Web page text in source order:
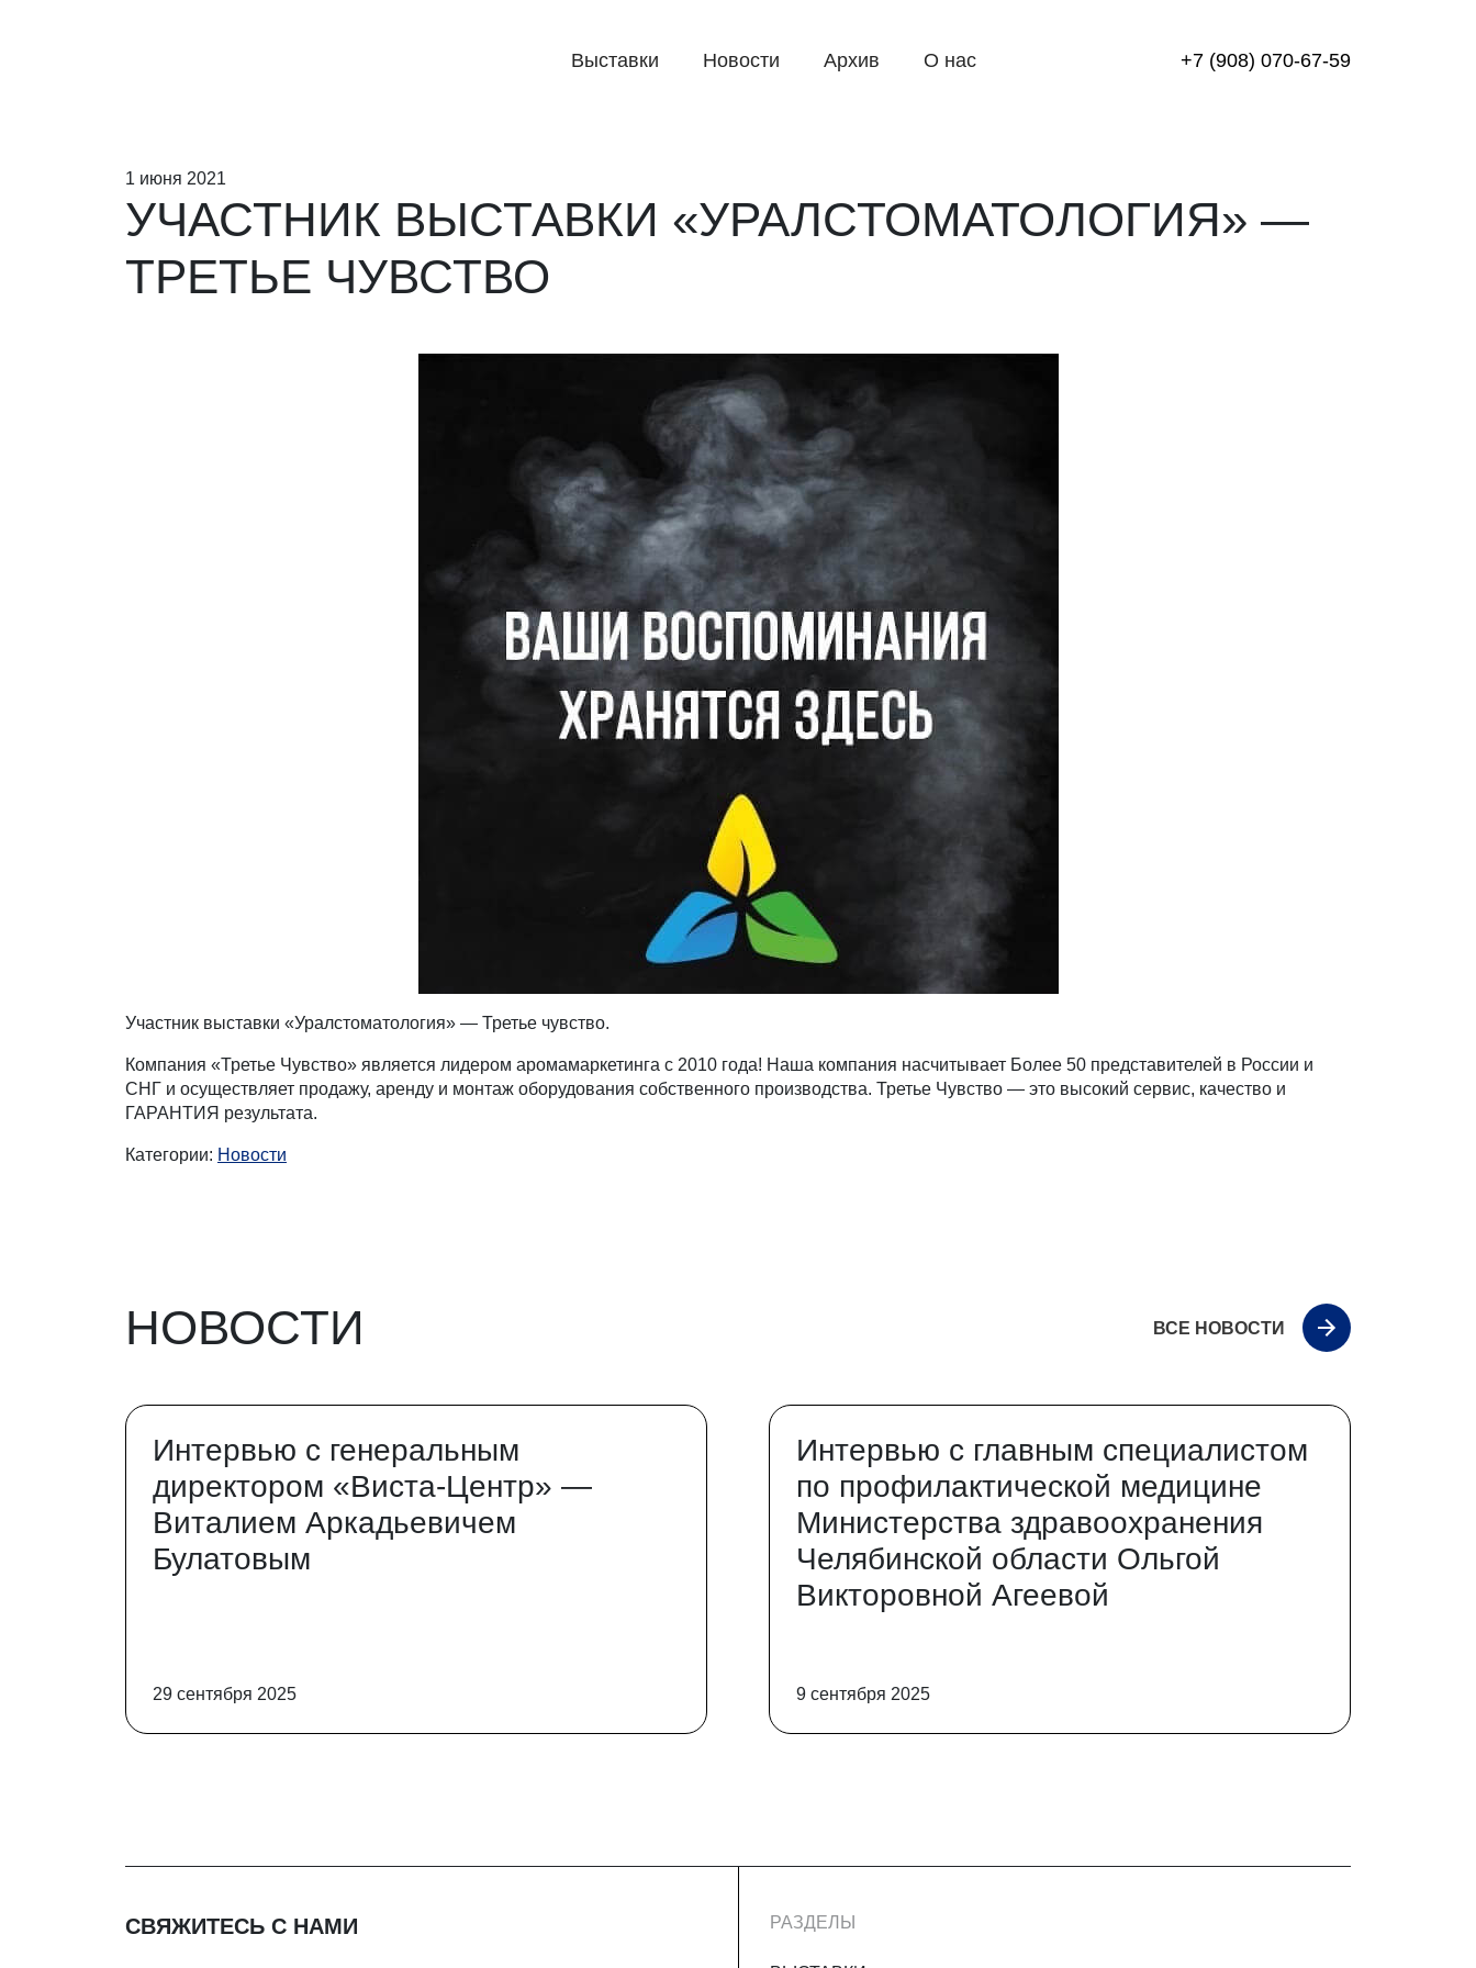
Выставки Новости Архив О нас +7 (908) 070-67-59
1 июня 2021
УЧАСТНИК ВЫСТАВКИ «УРАЛСТОМАТОЛОГИЯ» —
ТРЕТЬЕ ЧУВСТВО
Участник выставки «Уралстоматология» — Третье чувство.
Компания «Третье Чувство» является лидером аромамаркетинга с 2010 года! Наша компания насчитывает Более 50 представителей в России и
СНГ и осуществляет продажу, аренду и монтаж оборудования собственного производства. Третье Чувство — это высокий сервис, качество и
ГАРАНТИЯ результата.
Категории: Новости
НОВОСТИ ВСЕ НОВОСТИ
Интервью с генеральным
директором «Виста-Центр» —
Виталием Аркадьевичем
Булатовым
29 сентября 2025
Интервью с главным специалистом
по профилактической медицине
Министерства здравоохранения
Челябинской области Ольгой
Викторовной Агеевой
9 сентября 2025
СВЯЖИТЕСЬ С НАМИ РАЗДЕЛЫ